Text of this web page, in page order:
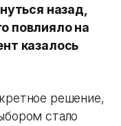
назад,
повлияло на
казалось
решение,
стало